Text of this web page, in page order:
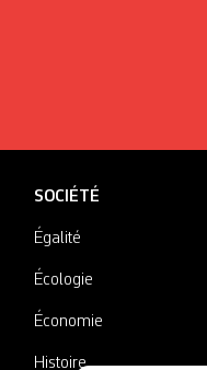
SOCIÉTÉ
Égalité
Écologie
Économie
Histoire